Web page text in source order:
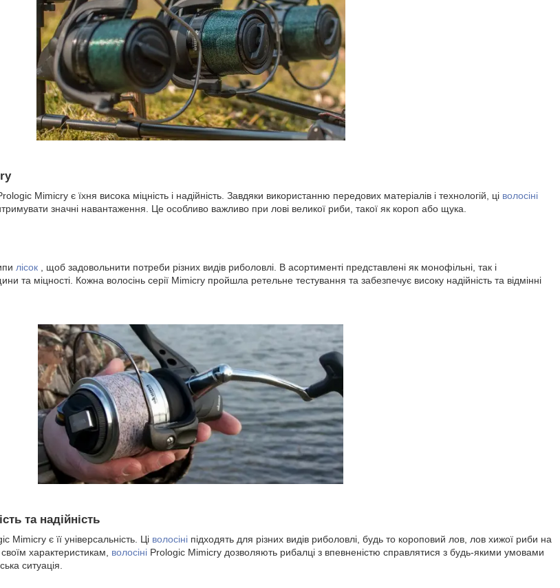
Mimicry є їхня висока міцність і надійність. Завдяки використанню передових матеріалів і технологій, ці волосіні
значні навантаження. Це особливо важливо при лові великої риби, такої як короп або щука.
лісок , щоб задовольнити потреби різних видів риболовлі. В асортименті представлені як монофільні, так і
та міцності. Кожна волосінь серії Mimicry пройшла ретельне тестування та забезпечує високу надійність та відмінні
та надійність
є її універсальність. Ці волосіні підходять для різних видів риболовлі, будь то короповий лов, лов хижої риби на
характеристикам, волосіні Prologic Mimicry дозволяють рибалці з впевненістю справлятися з будь-якими умовами
ситуація.